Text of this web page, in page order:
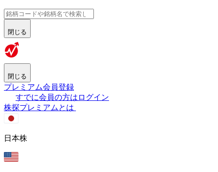
閉じる
閉じる
プレミアム会員登録
すでに会員の方はログイン
株探プレミアムとは
日本株